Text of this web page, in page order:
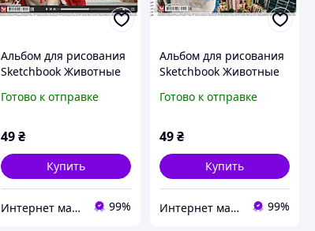
Альбом для рисования
Sketchbook Животные
на спирали
Готово к отправке
49 ₴
Купить
Интернет магазин «Art-market.pro» 99%
Альбом для рисования
Sketchbook Животные
на пружине
Готово к отправке
49₴
Купить
Интернет магазин «Art-market.pro» 99%